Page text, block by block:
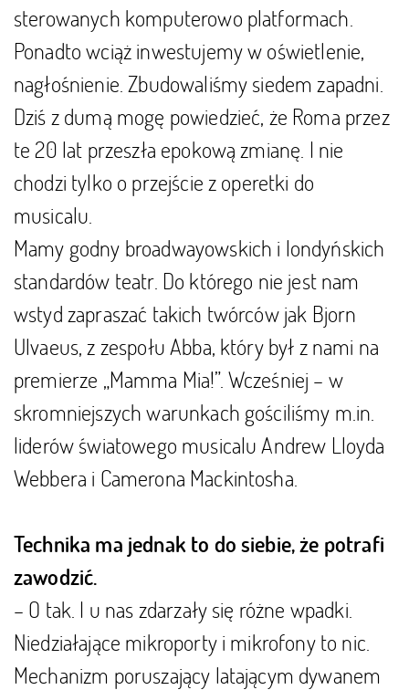
sterowanych komputerowo platformach.
Ponadto wciąż inwestujemy w oświetlenie,
nagłośnienie. Zbudowaliśmy siedem zapadni.
Dziś z dumą mogę powiedzieć, że Roma przez
te 20 lat przeszła epokową zmianę. I nie
chodzi tylko o przejście z operetki do
musicalu.
Mamy godny broadwayowskich i londyńskich
standardów teatr. Do którego nie jest nam
wstyd zapraszać takich twórców jak Bjorn
Ulvaeus, z zespołu Abba, który był z nami na
premierze „Mamma Mia!”. Wcześniej – w
skromniejszych warunkach gościliśmy m.in.
liderów światowego musicalu Andrew Lloyda
Webbera i Camerona Mackintosha.
Technika ma jednak to do siebie, że potrafi
zawodzić.
– O tak. I u nas zdarzały się różne wpadki.
Niedziałające mikroporty i mikrofony to nic.
Mechanizm poruszający latającym dywanem